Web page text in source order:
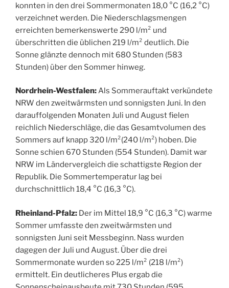
konnten in den drei Sommermonaten 18,0 °C (16,2 °C)
verzeichnet werden. Die Niederschlagsmengen
erreichten bemerkenswerte 290 l/m² und
überschritten die üblichen 219 l/m² deutlich. Die
Sonne glänzte dennoch mit 680 Stunden (583
Stunden) über den Sommer hinweg.
Nordrhein-Westfalen:Als Sommerauftakt verkündete
NRW den zweitwärmsten und sonnigsten Juni. In den
darauffolgenden Monaten Juli und August fielen
reichlich Niederschläge, die das Gesamtvolumen des
Sommers auf knapp 320 l/m²(240 l/m²) hoben. Die
Sonne schien 670 Stunden (554 Stunden). Damit war
NRW im Ländervergleich die schattigste Region der
Republik. Die Sommertemperatur lag bei
durchschnittlich 18,4 °C (16,3 °C).
Rheinland-Pfalz: Der im Mittel 18,9 °C (16,3 °C) warme
Sommer umfasste den zweitwärmsten und
sonnigsten Juni seit Messbeginn. Nass wurden
dagegen der Juli und August. Über die drei
Sommermonate wurden so 225 l/m² (218 l/m²)
ermittelt. Ein deutlicheres Plus ergab die